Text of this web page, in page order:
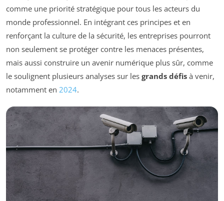
comme une priorité stratégique pour tous les acteurs du
monde professionnel. En intégrant ces principes et en
renforçant la culture de la sécurité, les entreprises pourront
non seulement se protéger contre les menaces présentes,
mais aussi construire un avenir numérique plus sûr, comme
le soulignent plusieurs analyses sur les grands défis à venir,
notamment en 2024.